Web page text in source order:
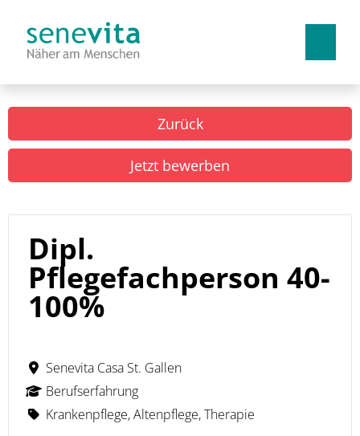
Deutsch Französisch Italienisch
Arbeiten bei uns
Benefits
Zurück
Jetzt bewerben
Dipl.
Pflegefachperson 40-
100%
Senevita Casa St. Gallen
Berufserfahrung
Krankenpflege, Altenpflege, Therapie